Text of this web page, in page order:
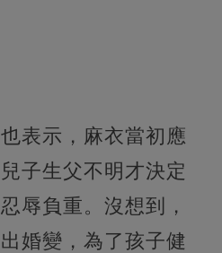
表示，麻衣當初應
子生父不明才決定
辱負重。沒想到，
婚變，為了孩子健